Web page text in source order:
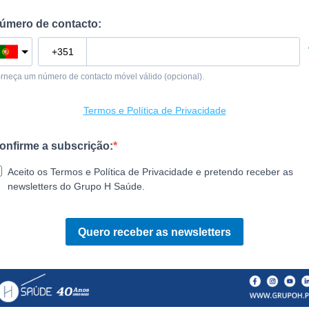
de contacto:
um número de contacto móvel válido (opcional).
Termos e Política de Privacidade
a subscrição:
Aceito os Termos e Política de Privacidade e pretendo receber as
newsletters do Grupo H Saúde.
Quero receber as newsletters